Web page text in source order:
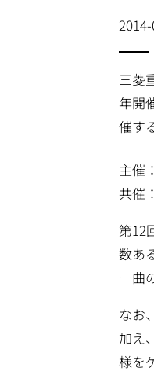
三菱
年開
催す
主催
共催
第12
数あ
ー曲
なお
加え
様を